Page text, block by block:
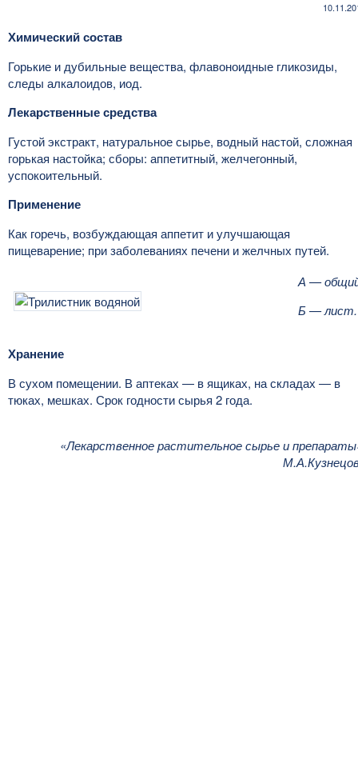
Химический состав
Горькие и дубильные вещества, флавоноидные гликозиды,
следы алкалоидов, иод.
Лекарственные средства
Густой экстракт, натуральное сырье, водный настой, сложная
горькая настойка; сборы: аппетитный, желчегонный,
успокоительный.
Применение
Как горечь, возбуждающая аппетит и улучшающая
пищеварение; при заболеваниях печени и желчных путей.
А —
Б — лист.
Хранение
В сухом помещении. В аптеках — в ящиках, на складах — в
тюках, мешках. Срок годности сырья 2 года.
«Лекарственное растительное сырье и